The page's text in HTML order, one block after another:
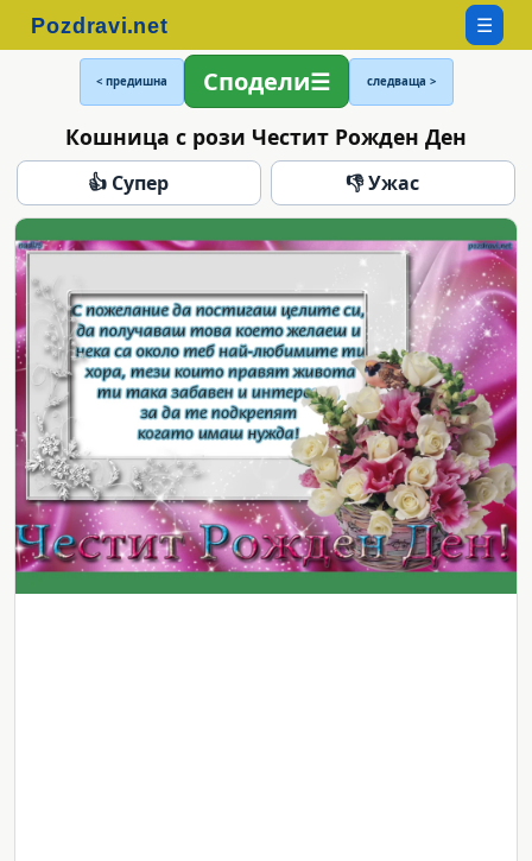
☰
< предишна Сподели следваща >
Кошница с рози Честит Рожден Ден
👍 Супер 👎 Ужас